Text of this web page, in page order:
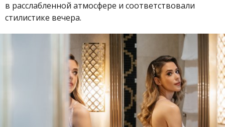
в расслабленной атмосфере и соответствовали
стилистике вечера.